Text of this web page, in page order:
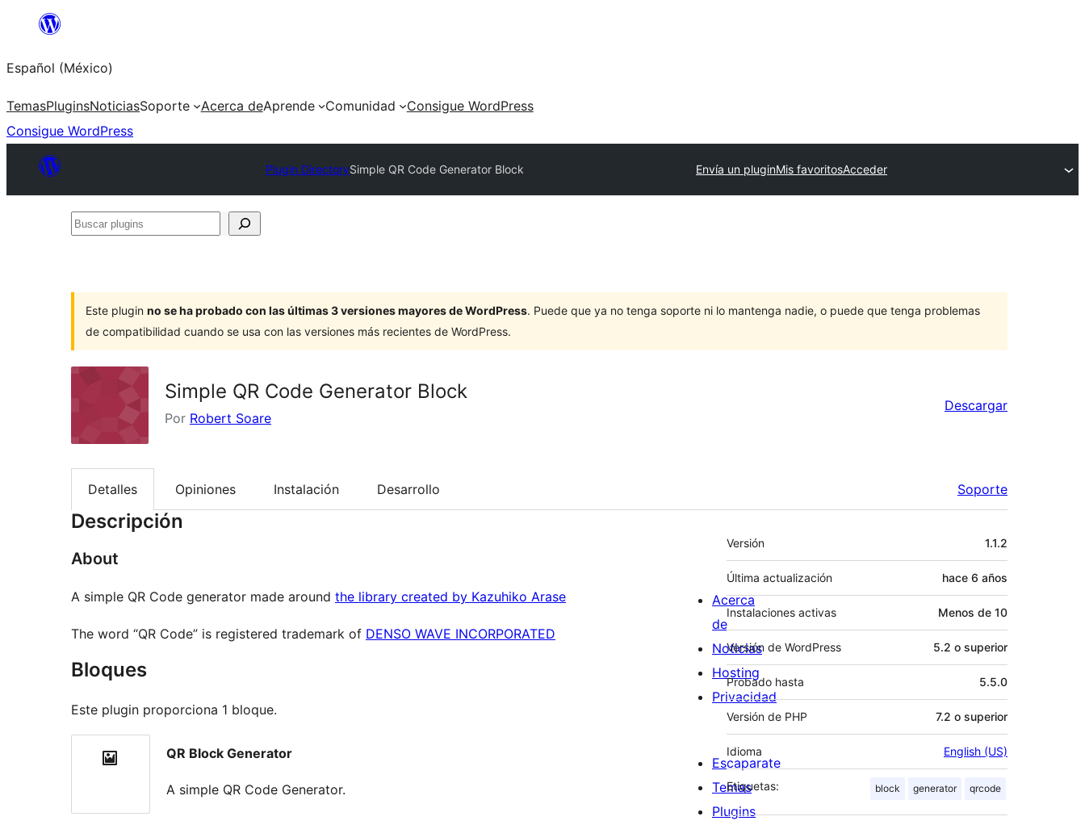
Saltar
contenido
Español (México)
TemasPluginsNoticiasSoporte Acerca deAprende Comunidad
Consigue WordPress
Consigue WordPress
Plugin DirectorySimple QR Code Generator Block Envía un pluginMis favoritosAcceder
Buscar
Este plugin no se ha probado con las últimas 3 versiones mayores de WordPress. Puede que ya no tenga soporte ni lo mantenga nadie, o puede que tenga problemas
de compatibilidad cuando se usa con las versiones más recientes de WordPress.
Simple QR Code Generator Block
Por Robert Soare
Descargar
Detalles Opiniones Instalación Desarrollo Soporte
Descripción
About
A simple QR Code generator made around the library created by Kazuhiko Arase
The word “QR Code” is registered trademark of DENSO WAVE INCORPORATED
Bloques
Este plugin proporciona 1 bloque.
QR Block Generator
A simple QR Code Generator.
Meta
Versión 1.1.2
Última actualización hace 6 años
Instalaciones activas Menos de 10
Versión de WordPress 5.2 o superior
Probado hasta 5.5.0
Versión de PHP 7.2 o superior
Idioma English (US)
Etiquetas: block generator qrcode
Acerca
de
Noticias
Hosting
Privacidad
Escaparate
Temas
Plugins